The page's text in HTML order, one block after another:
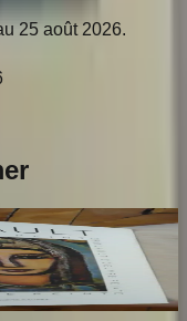
25 août 2026.
2